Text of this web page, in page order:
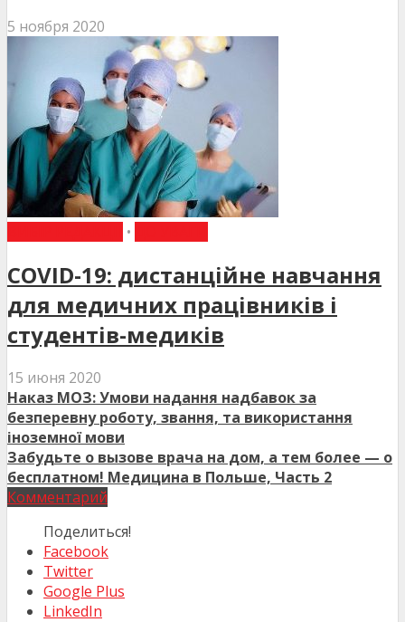
5 ноября 2020
•
COVID-19: дистанційне навчання
для медичних працівників і
студентів-медиків
15 июня 2020
Наказ МОЗ: Умови надання надбавок за
безперевну роботу, звання, та використання
іноземної мови
Забудьте о вызове врача на дом, а тем более — о
бесплатном! Медицина в Польше, Часть 2
Комментарий
Поделиться!
Facebook
Twitter
Google Plus
LinkedIn